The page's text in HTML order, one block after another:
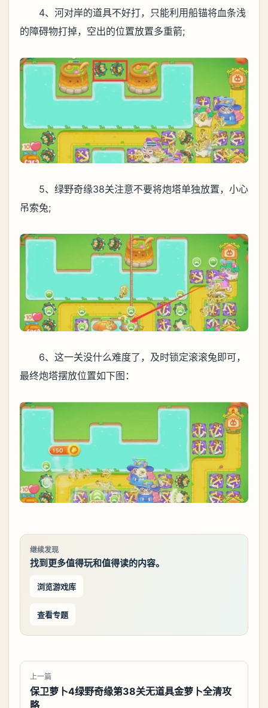
4、河对岸的道具不好打，只能利用船锚将血条浅
的障碍物打掉，空出的位置放置多重箭;
5、绿野奇缘38关注意不要将炮塔单独放置，小心
吊索兔;
6、这一关没什么难度了，及时锁定滚滚兔即可，
最终炮塔摆放位置如下图：
继续发现
找到更多值得玩和值得读的内容。
浏览游戏库
查看专题
上一篇
保卫萝卜4绿野奇缘第38关无道具金萝卜全清攻
略